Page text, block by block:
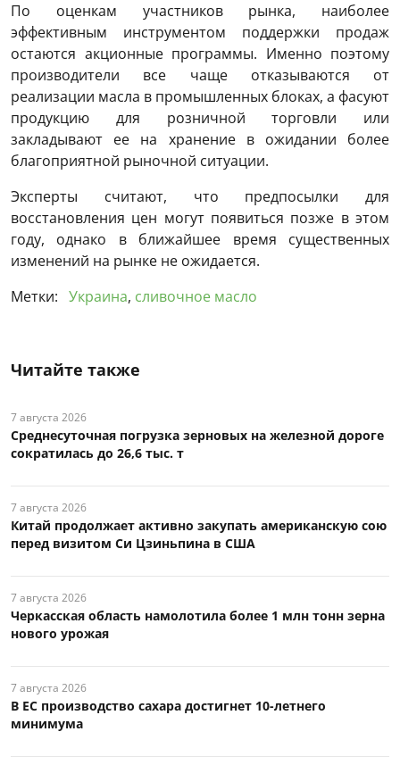
По оценкам участников рынка, наиболее
эффективным инструментом поддержки продаж
остаются акционные программы. Именно поэтому
производители все чаще отказываются от
реализации масла в промышленных блоках, а фасуют
продукцию для розничной торговли или
закладывают ее на хранение в ожидании более
благоприятной рыночной ситуации.
Эксперты считают, что предпосылки для
восстановления цен могут появиться позже в этом
году, однако в ближайшее время существенных
изменений на рынке не ожидается.
Метки: Украина, сливочное масло
Читайте также
7 августа 2026
Среднесуточная погрузка зерновых на железной дороге
сократилась до 26,6 тыс. т
7 августа 2026
Китай продолжает активно закупать американскую сою
перед визитом Си Цзиньпина в США
7 августа 2026
Черкасская область намолотила более 1 млн тонн зерна
нового урожая
7 августа 2026
В ЕС производство сахара достигнет 10-летнего
минимума